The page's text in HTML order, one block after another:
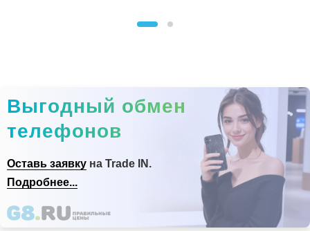
Выгодный обмен
телефонов
Оставь заявку на Trade IN.
Подробнее...